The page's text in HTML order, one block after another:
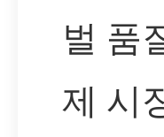
벌 품
제 시